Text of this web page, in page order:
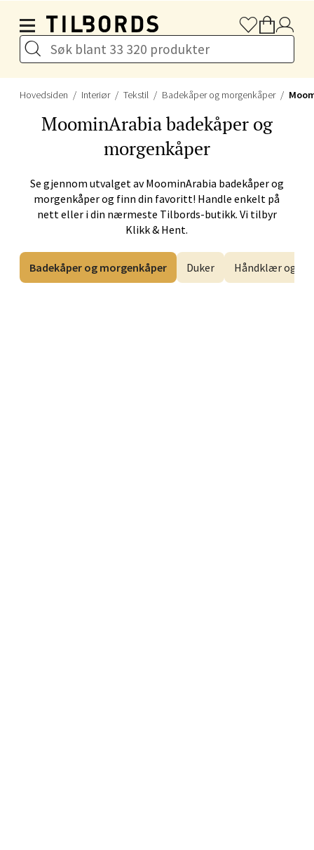
Hovedsiden Interiør Tekstil Badekåper og morgenkåper
MoominArabiabadekåper og
morgenkåper
Se gjennom utvalget avMoominArabia badekåper og
morgenkåper og finn din favoritt! Handle enkelt på
nett eller i din nærmeste Tilbords-butikk. Vi tilbyr
Klikk & Hent.
Badekåper og morgenkåper Duker Håndklær og
Velg
Stavanger og Sandnes -
Herbarium
Lars Hertervigs gate 6, 4005 Stavanger